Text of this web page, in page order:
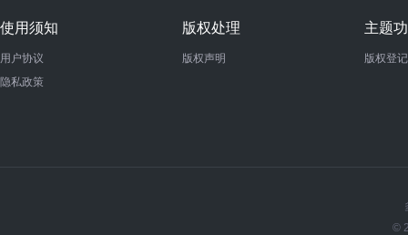
使用须知
用户协议
隐私政策
版权处理
版权声明
主题
版权登
©